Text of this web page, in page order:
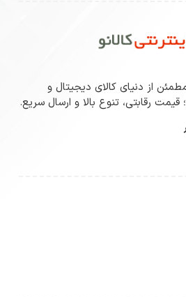
از دنیای کالای دیجیتال و
قیمت رقابتی، تنوع بالا و ارسال سریع.